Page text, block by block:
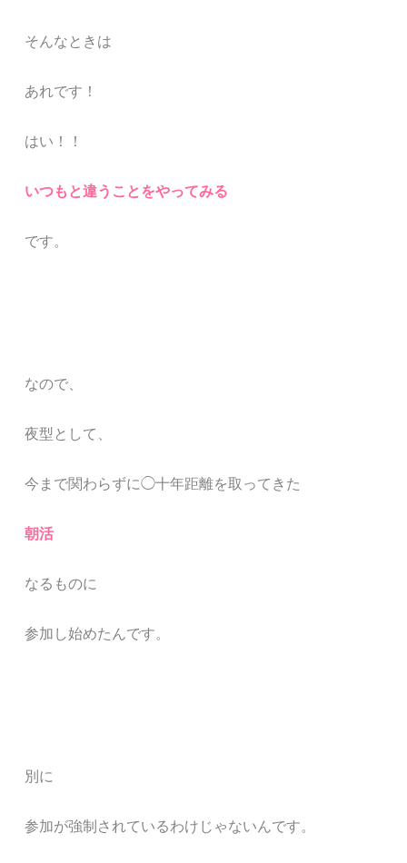
そんなときは
あれです！
はい！！
いつもと違うことをやってみる
です。
なので、
夜型として、
今まで関わらずに◯十年距離を取ってきた
朝活
なるものに
参加し始めたんです。
別に
参加が強制されているわけじゃないんです。